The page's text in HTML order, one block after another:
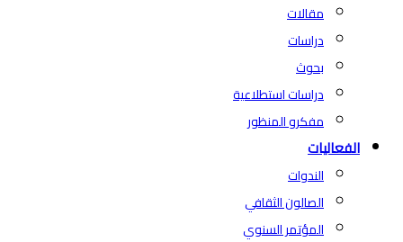
مقالات
دراسات
بحوث
دراسات استطلاعية
مفكرو المنظور
الفعاليات
الندوات
الصالون الثقافي
المؤتمر السنوي